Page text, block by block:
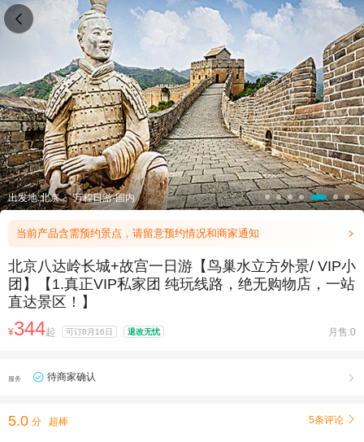
出发地:北京 万程日游-国内
当前产品含需预约景点，请留意预约情况和商家通知 
北京八达岭长城+故宫一日游【鸟巢水立方外景/ VIP小
团】【1.真正VIP私家团 纯玩线路，绝无购物店，一站
直达景区！】
¥344起 可订8月16日 退改无忧 月售:0
服务 待商家确认 
5.0 分 超棒 5条评论 
